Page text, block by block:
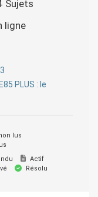
Sujets
ligne
PLUS : le
lus
Actif
Résolu